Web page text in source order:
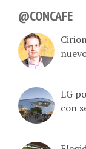
@CONCAFE
LG
con